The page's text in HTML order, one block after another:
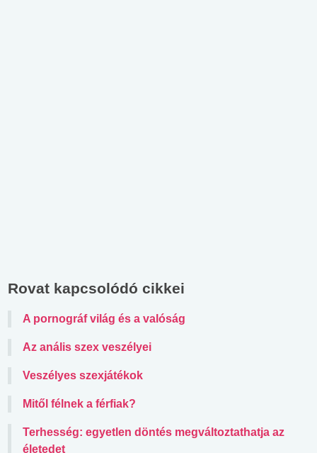
Rovat kapcsolódó cikkei
A pornográf világ és a valóság
Az anális szex veszélyei
Veszélyes szexjátékok
Mitől félnek a férfiak?
Terhesség: egyetlen döntés megváltoztathatja az
életedet